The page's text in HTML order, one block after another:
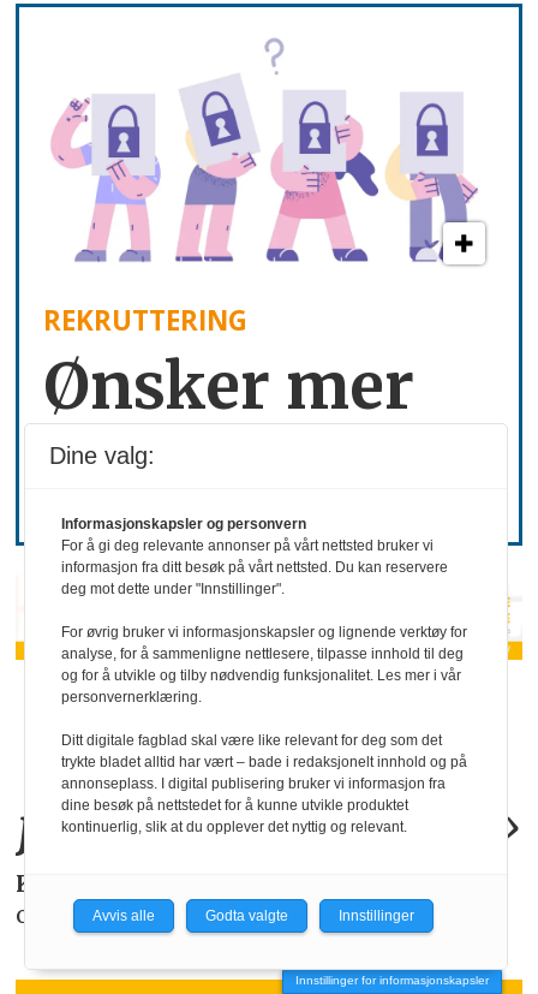
REKRUTTERING
Ønsker mer
hemmelighold
«KI-bruken kan
allerede by på
juridiskeproblemer .»
KAROLINE SCHEIDE
oppmerksom på de faktiske forholdene.
Innstillinger for informasjonskapsler
Dine valg:
Informasjonskapsler og personvern
For å gi deg relevante annonser på vårt nettsted bruker vi
informasjon fra ditt besøk på vårt nettsted. Du kan reservere
deg mot dette under "Innstillinger".
For øvrig bruker vi informasjonskapsler og lignende verktøy for
analyse, for å sammenligne nettlesere, tilpasse innhold til deg
og for å utvikle og tilby nødvendig funksjonalitet. Les mer i vår
personvernerklæring.
Ditt digitale fagblad skal være like relevant for deg som det
trykte bladet alltid har vært – bade i redaksjonelt innhold og på
annonseplass. I digital publisering bruker vi informasjon fra
dine besøk på nettstedet for å kunne utvikle produktet
kontinuerlig, slik at du opplever det nyttig og relevant.
Avvis alle Godta valgte Innstillinger